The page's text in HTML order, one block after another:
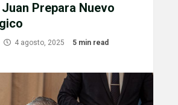
Prepara Nuevo
4 agosto, 2025 5 min read